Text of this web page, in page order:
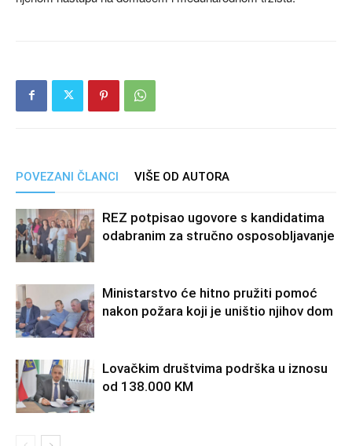
POVEZANI ČLANCI VIŠE OD AUTORA
REZ potpisao ugovore s kandidatima
odabranim za stručno osposobljavanje
Ministarstvo će hitno pružiti pomoć
nakon požara koji je uništio njihov dom
Lovačkim društvima podrška u iznosu
od 138.000 KM